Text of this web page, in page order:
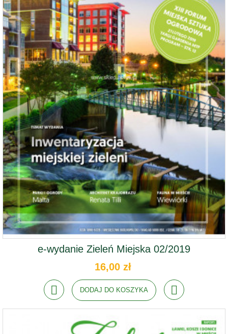
e-wydanie Zieleń Miejska 02/2019
16,00 zł
DODAJ DO KOSZYKA